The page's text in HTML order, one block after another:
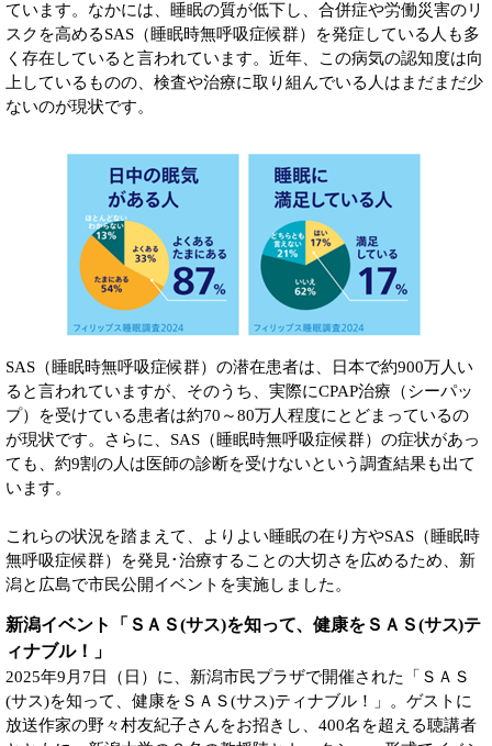
ています。なかには、睡眠の質が低下し、合併症や労働災害のリ
スクを高めるSAS（睡眠時無呼吸症候群）を発症している人も多
く存在していると言われています。近年、この病気の認知度は向
上しているものの、検査や治療に取り組んでいる人はまだまだ少
ないのが現状です。
SAS（睡眠時無呼吸症候群）の潜在患者は、日本で約900万人い
ると言われていますが、そのうち、実際にCPAP治療（シーパッ
プ）を受けている患者は約70～80万人程度にとどまっているの
が現状です。さらに、SAS（睡眠時無呼吸症候群）の症状があっ
ても、約9割の人は医師の診断を受けないという調査結果も出て
います。
これらの状況を踏まえて、よりよい睡眠の在り方やSAS（睡眠時
無呼吸症候群）を発見･治療することの大切さを広めるため、新
潟と広島で市民公開イベントを実施しました。
新潟イベント「ＳＡＳ(サス)を知って、健康をＳＡＳ(サス)テ
ィナブル！」
2025年9月7日（日）に、新潟市民プラザで開催された「ＳＡＳ
(サス)を知って、健康をＳＡＳ(サス)ティナブル！」。ゲストに
放送作家の野々村友紀子さんをお招きし、400名を超える聴講者